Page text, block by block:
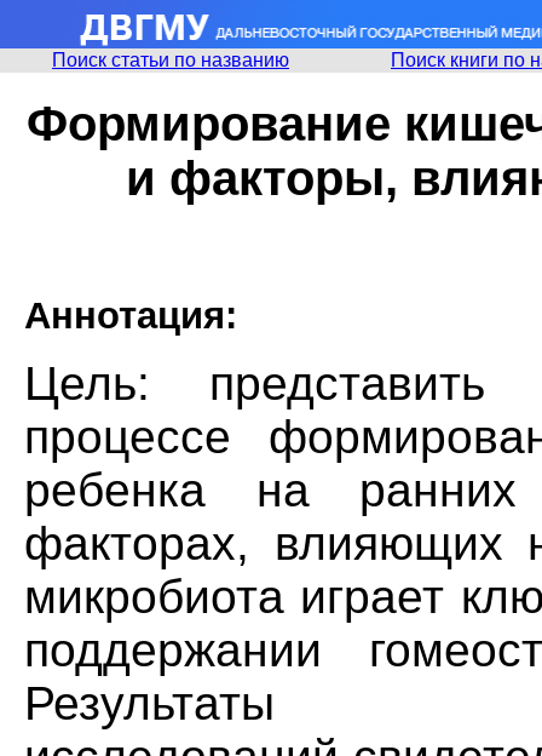
Поиск статьи по названию Поиск книги по
Формирование
и факторы,
Аннотация:
Цель: представить современные данные о процессе формировании кишечной микробиоты ребенка на ранних этапах его развития и факторах, влияющих на этот процесс. Кишечная микробиота играет ключевую роль в физиологии и поддержании гомеостаза организма человека. Результаты молекулярно-генетических исследований свидетельствуют о том, что процесс формирования кишечной микробиоты начинается внутриутробно и ребенок получает микрофлору матери в течение всей беременности, родов и грудного вскармливания. Наиболее интенсивно процесс микробной колонизации ребенка микроорганизмами матери и окружающей среды происходит в родах и постнатальном периоде. Внутриутробный и неонатальный периоды представляют собой критические этапы формирования микробиома ребенка, от которых во многом зависит состояние его здоровья в течение всей жизни. Состав формирующейся микробиоты зависит от гестационного возраста ребенка, способа родоразрешения, типа вскармливания, антибактериальной терапии, санитарно-гигиенических условий окружающей среды, географических условий и др. Более глубокое понимание процессов формирования кишечной микрофлоры позволит разработать эффективные методы профилактики и коррекции микроэкологических нарушений у ребенка. Ключевые слова: дети, кишечная микробиота, внутриутробный период, неонатальный период, кесарево сечение, грудное вскармливание. Микробиота человека представляет собой эволю-ционно сложившуюся экологическую систему разнообразных микроорганизмов, населяющих открытые полости организма и поддерживающих биохимическое, метаболическое, иммунологическое равновесие, необходимое для сохранения здоровья . Наиболее многочисленная микробная популяция обитает в желудочно-кишечном тракте, в большей степени — в толстой кишке, которая содержит примерно 1014 бактериальных клеток, что в десятки раз превышает общее количество клеток организма .По оценкам ученых, в данной экологической нише обитает от 400 до 1500 видов микробов, а общий геном бактерий желудочно-кишечного тракта насчитывает около 3 млн генов, что в 150 раз превышает размер генома человека . Микробиота каждого человека имеет свой уникальный состав и развивается на протяжении всей жизни.Результаты мета-геномных исследований показали, что большинство кишечных микробов являются представителями видов Actinobacleria (роды Bifidobacterium и Colinsella),.Bacteroidetes (роды Bacteroides и Prevotella), Firmicutes (роды Lactobacillus, Clostridium, Eubacterium и Rumino-coccus), Proteobacteria (Enterobacter spp.) . Кишечная микрофлора имеет важнейшее значение для состояния здоровья человека, поскольку обеспечивает колонизационную резистентность слизистых пищеварительного тракта, регулирует важные метаболические и физиологические функции, стимулирует развитие иммунной системы, поддерживает гомеостаз организма человека в течение всей его жизни. Результаты метагеномных исследований генетического состава и метаболического профиля кишечной микробиоты свидетельствуют о том, что данный микробиоценоз представляет собой отдельный экстракорпоральный орган человеческого организма. В настоящее время доказано, что нарушение состава кишечной микробиоты повышает риск или является непосредственной причиной развития инфекционных и неинфекционных заболеваний. Показано, что при избыточном бактериальном росте, повышении проницаемости слизистой кишечника, снижении иммунного статуса макроорганизма развиваются условия для бактериальной транслокации, бактериемии и сепсиса .С угнетением индигенной анаэробной флоры антибиотиками и активизацией условно-патогенных микробов (С. difficile, S. aureus, Candida albicans, Klebsiella oxytoca) связано развитие инфекционной антибиотикоассоциированной диареи . Кишечный микробиоценоз является основным источником уропатогенной флоры (Е. coli, Proteus mirabilis, Klebsiella pneumoniae).Имеются доказательства роли дисбиозной кишечной микрофлоры в формировании ожирения и сахарного диабета 2-го типа, а также атеросклероза и артериальной гипертензии . Нарушение состава и функции кишечной микробиоты ассоциируется с развитием воспалительных заболеваниий кишечника и рака толстой кишки. Доказано, что нарушение состава кишечной микрофлоры может быть причиной атопических заболеваний (бронхиальная астма, ато-пический дерматит, аллергический ринит) .Имеются доказательства связи дисбиоза кишечной микрофлоры с развитием